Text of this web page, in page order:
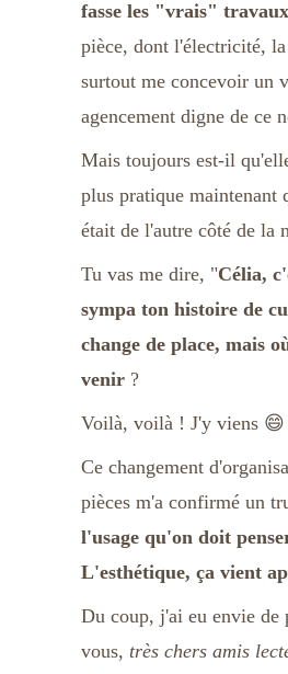
fasse les "vrais" travaux
pièce, dont l'électricité,
surtout me concevoir un
agencement digne de ce
Mais toujours est-il
plus pratique maintenant
était de l'autre côté de la
Tu vas me dire, "Célia,
sympa ton histoire de
change de place, mais
venir ?
Voilà, voilà ! J'y viens 😄
Ce changement
pièces m'a confirmé un
l'usage qu'on doit
L'esthétique, ça vient
Du coup, j'ai eu envie de
vous, très chers amis